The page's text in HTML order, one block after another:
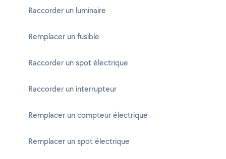
Raccorder un luminaire
Remplacer un fusible
Raccorder un spot électrique
Raccorder un interrupteur
Remplacer un compteur électrique
Remplacer un spot électrique